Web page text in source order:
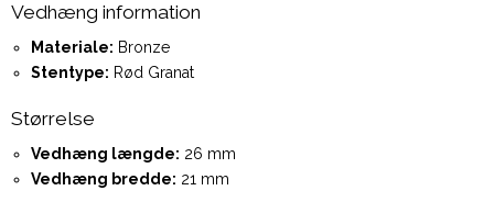
Vedhæng information
Materiale: Bronze
Stentype: Rød Granat
Størrelse
Vedhæng længde: 26 mm
Vedhæng bredde: 21 mm